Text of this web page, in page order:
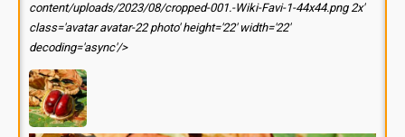
content/uploads/2023/08/cropped-001.-Wiki-Favi-1-44x44.png 2x'
class='avatar avatar-22 photo' height='22' width='22'
decoding='async'/>